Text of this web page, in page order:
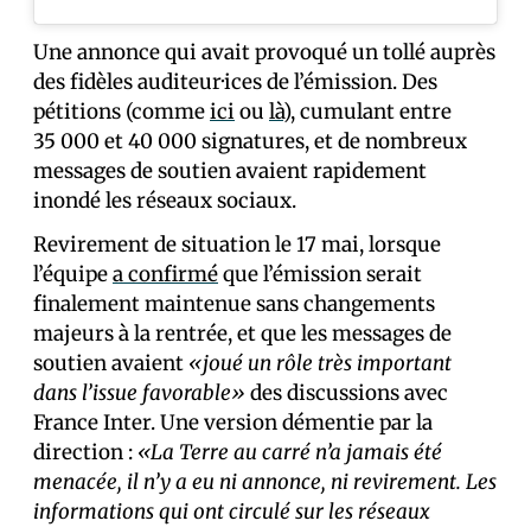
Une annonce qui avait provoqué un tollé auprès
des fidèles auditeur·ices de l’émission. Des
pétitions (commeici ou là), cumulant entre
35 000 et 40 000 signatures, et de nombreux
messages de soutien avaient rapidement
inondé les réseaux sociaux.
Revirement de situation le 17 mai, lorsque
l’équipea confirméque l’émission serait
finalement maintenue sans changements
majeurs à la rentrée, et que les messages de
soutien avaient «joué un rôle très important
dans l’issue favorable» des discussions avec
France Inter. Une version démentie par la
direction : «La Terre au carré n’a jamais été
menacée, il n’y a eu ni annonce, ni revirement. Les
informations qui ont circulé sur les réseaux